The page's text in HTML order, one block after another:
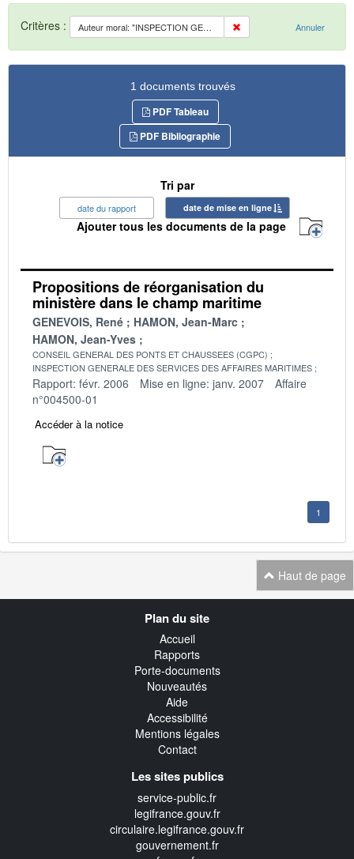
Critères : Auteur moral: "INSPECTION GENERALE DES SERVICES DES AFFAIRES MARITIMES" Annuler
1 documents trouvés
PDF Tableau
PDF Bibliographie
Tri par
date du rapport date de mise en ligne
Ajouter tous les documents de la page
Propositions de réorganisation du
ministère dans le champ maritime
GENEVOIS, René
HAMON, Jean-Marc
HAMON, Jean-Yves
CONSEIL GENERAL DES PONTS ET CHAUSSEES (CGPC)
INSPECTION GENERALE DES SERVICES DES AFFAIRES MARITIMES
Rapport: févr. 2006 Mise en ligne: janv. 2007
Affaire
n°004500-01
Accéder à la notice
1
Haut de page
Plan du site
Accueil
Rapports
Porte-documents
Nouveautés
Aide
Accessibilité
Mentions légales
Contact
Les sites publics
service-public.fr
legifrance.gouv.fr
circulaire.legifrance.gouv.fr
gouvernement.fr